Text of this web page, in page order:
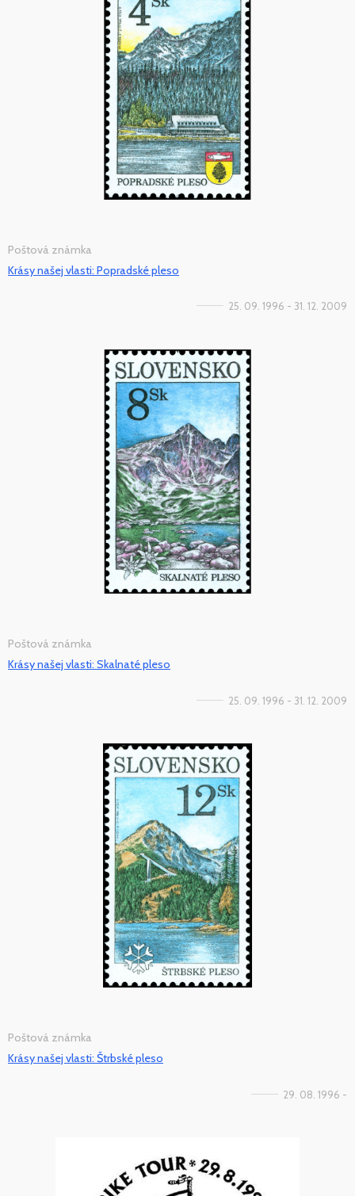
Poštová známka
Krásy našej vlasti: Popradské pleso
25. 09. 1996 - 31. 12. 2009
Poštová známka
Krásy našej vlasti: Skalnaté pleso
25. 09. 1996 - 31. 12. 2009
Poštová známka
Krásy našej vlasti: Štrbské pleso
29. 08. 1996 -